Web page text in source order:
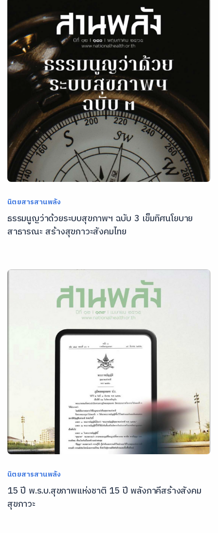
นิตยสารสานพลัง
ธรรมนูญว่าด้วยระบบสุขภาพฯ ฉบับ 3 เข็มทิศนโยบาย
สาธารณะ สร้างสุขภาวะสังคมไทย
นิตยสารสานพลัง
15 ปี พ.ร.บ.สุขภาพแห่งชาติ 15 ปี พลังภาคีสร้างสังคม
สุขภาวะ